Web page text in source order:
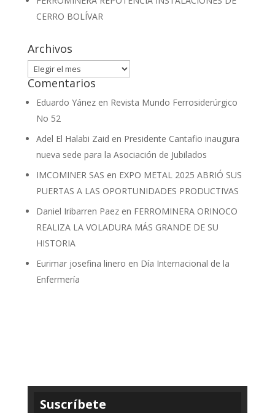
CERRO BOLÍVAR
Archivos
Archivos
Comentarios
Eduardo Yánezen Revista Mundo Ferrosiderúrgico
No 52
Adel El Halabi Zaid en Presidente Cantafio inaugura
nueva sede para la Asociación de Jubilados
IMCOMINER SAS en EXPO METAL 2025 ABRIÓ SUS
PUERTAS A LAS OPORTUNIDADES PRODUCTIVAS
Daniel Iribarren Paezen FERROMINERA ORINOCO
REALIZA LA VOLADURA MÁS GRANDE DE SU
HISTORIA
Eurimar josefina linero en Día Internacional de la
Enfermería
Suscríbete